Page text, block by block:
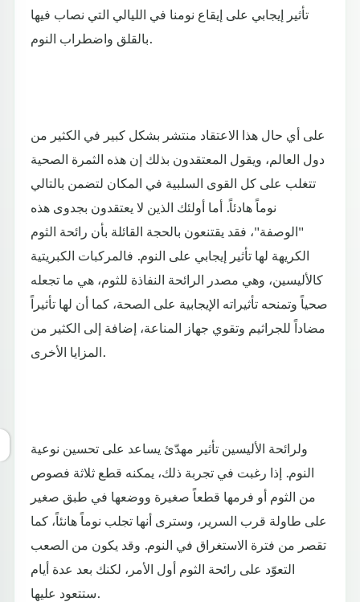
تأثير إيجابي على إيقاع نومنا في الليالي التي نصاب فيها
بالقلق واضطراب النوم.
على أي حال هذا الاعتقاد منتشر بشكل كبير في الكثير من
دول العالم، ويقول المعتقدون بذلك إن هذه الثمرة الصحية
تتغلب على كل القوى السلبية في المكان لتضمن بالتالي
نوماً هادئاً. أما أولئك الذين لا يعتقدون بجدوى هذه
"الوصفة"، فقد يقتنعون بالحجة القائلة بأن رائحة الثوم
الكريهة لها تأثير إيجابي على النوم. فالمركبات الكبريتية
كالأليسين، وهي مصدر الرائحة النفاذة للثوم، هي ما تجعله
صحياً وتمنحه تأثيراته الإيجابية على الصحة، كما أن لها تأثيراً
مضاداً للجراثيم وتقوي جهاز المناعة، إضافة إلى الكثير من
المزايا الأخرى.
ولرائحة الأليسين تأثير مهدّئ يساعد على تحسين نوعية
النوم. إذا رغبت في تجربة ذلك، يمكنه قطع ثلاثة فصوص
من الثوم أو فرمها قطعاً صغيرة ووضعها في طبق صغير
على طاولة قرب السرير، وسترى أنها تجلب نوماً هانئاً، كما
تقصر من فترة الاستغراق في النوم. وقد يكون من الصعب
التعوّد على رائحة الثوم أول الأمر، لكنك بعد عدة أيام
ستتعود عليها.